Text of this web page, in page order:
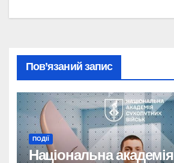
Пов’язаний запис
ПОДІЇ
Національна академія